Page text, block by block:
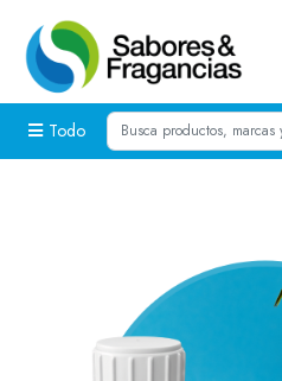
Todo